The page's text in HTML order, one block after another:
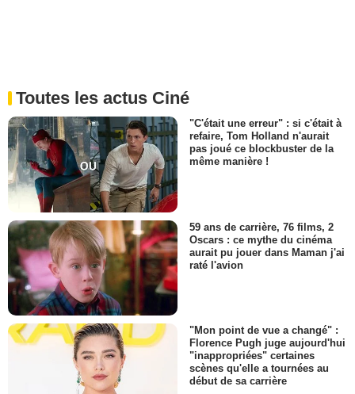
Toutes les actus Ciné
"C'était une erreur" : si c'était à
refaire, Tom Holland n'aurait
pas joué ce blockbuster de la
même manière !
59 ans de carrière, 76 films, 2
Oscars : ce mythe du cinéma
aurait pu jouer dans Maman j'ai
raté l'avion
"Mon point de vue a changé" :
Florence Pugh juge aujourd'hui
"inappropriées" certaines
scènes qu'elle a tournées au
début de sa carrière